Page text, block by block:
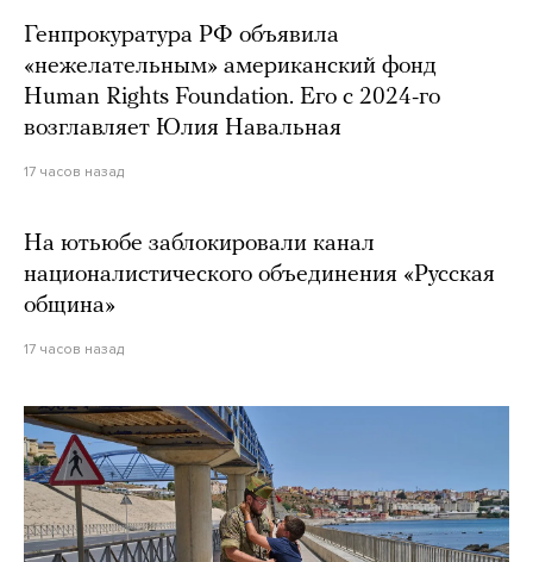
Генпрокуратура РФ объявила
«нежелательным» американский фонд
Human Rights Foundation. Его с 2024-го
возглавляет Юлия Навальная
17 часов назад
На ютьюбе заблокировали канал
националистического объединения «Русская
община»
17 часов назад